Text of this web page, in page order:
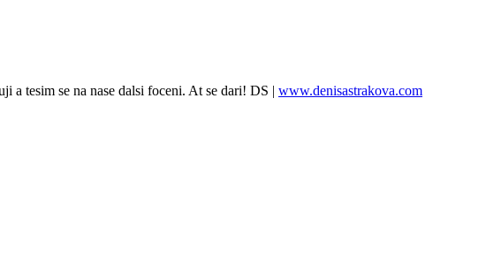
tesim se na nase dalsi foceni. At se dari! DS | www.denisastrakova.com